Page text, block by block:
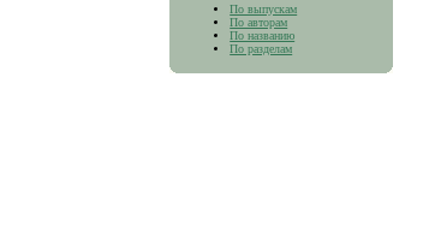
По выпускам
По авторам
По названию
По разделам